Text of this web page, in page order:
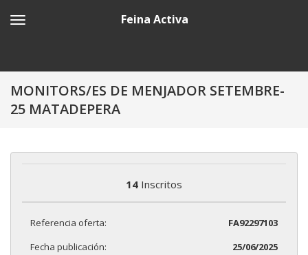
Feina Activa
MONITORS/ES DE MENJADOR SETEMBRE-
25 MATADEPERA
14 Inscritos
Referencia oferta:
FA92297103
Fecha publicación:
25/06/2025